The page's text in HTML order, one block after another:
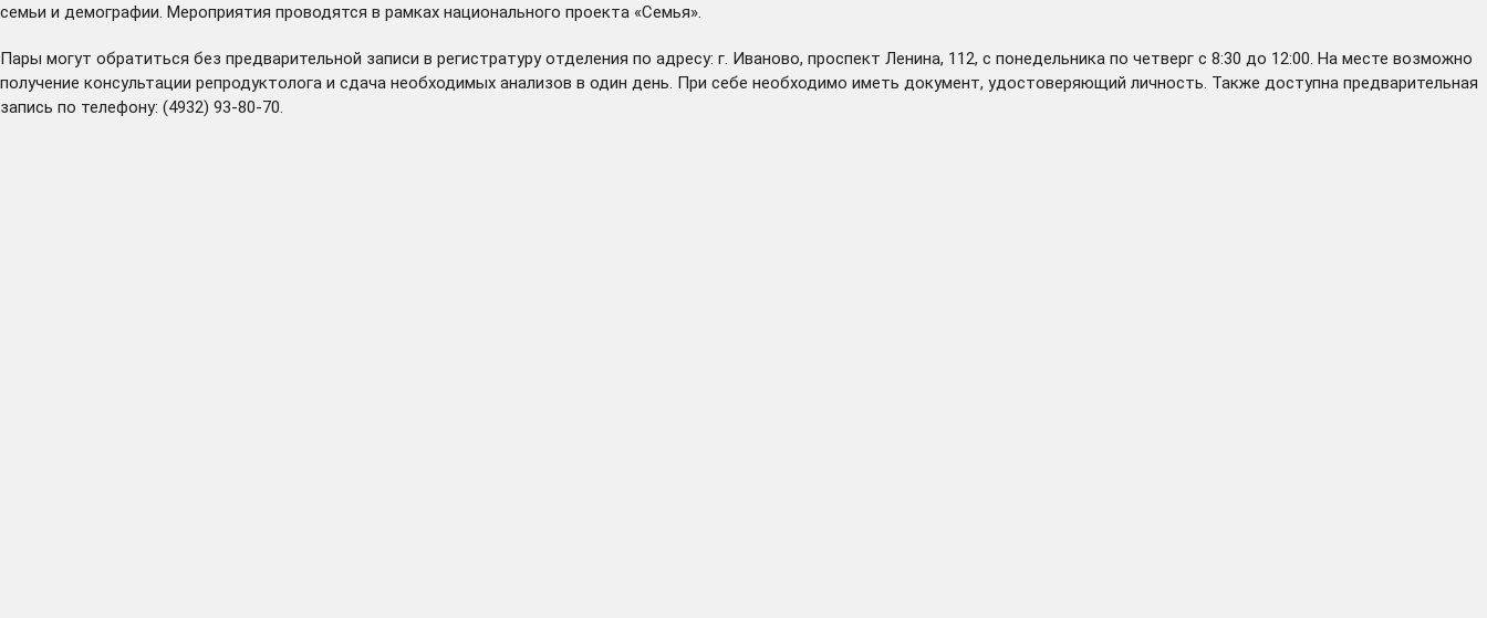
семьи и демографии. Мероприятия проводятся в рамках национального проекта «Семья».
Пары могут обратиться без предварительной записи в регистратуру отделения по адресу: г. Иваново, проспект Ленина, 112, с понедельника по четверг с 8:30 до 12:00. На месте возможно
получение консультации репродуктолога и сдача необходимых анализов в один день. При себе необходимо иметь документ, удостоверяющий личность. Также доступна предварительная
запись по телефону: (4932) 93-80-70.